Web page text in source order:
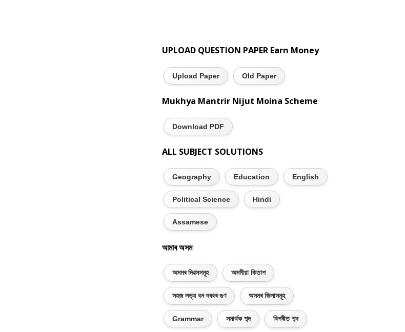
UPLOAD QUESTION PAPER Earn Money
Upload Paper Old Paper
Mukhya Mantrir Nijut Moina Scheme
Download PDF
ALL SUBJECT SOLUTIONS
Geography Education English
Political Science Hindi
Assamese
আমাৰ অসম
অসমৰ দিৱসসমূহ অসমীয়া কিতাপ
সহজ লভ্য বন দৰবৰ গুণ অসমৰ জিলাসমূহ
Grammar সমাৰ্থক শব্দ বিপৰীত শব্দ